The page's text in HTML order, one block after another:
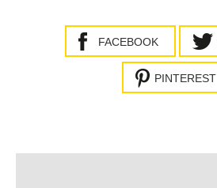
FACEBOOK
PINTEREST